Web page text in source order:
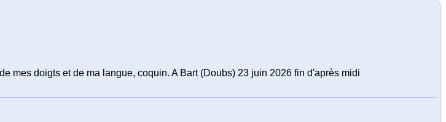
mes doigts et de ma langue, coquin. A Bart (Doubs) 23 juin 2026 fin d'après midi